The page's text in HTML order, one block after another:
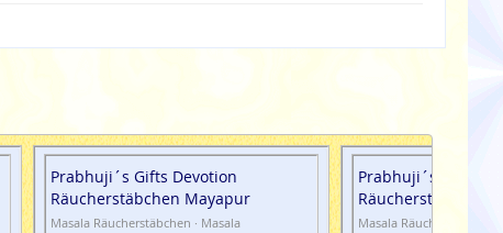
Prabhuji´s Gifts Devotion
Räucherstäbchen Mayapur
Masala Räucherstäbchen · Masala
Prabhuji´s Gifts
Räucherstäbchen
Masala Räucherstäbchen